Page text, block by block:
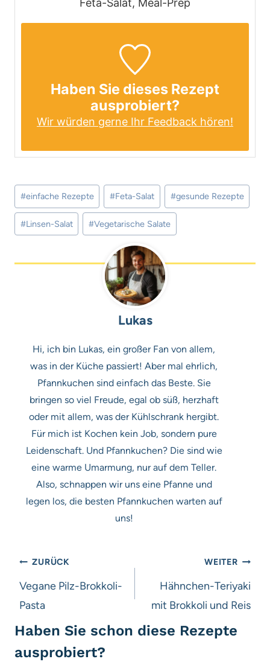
Haben Sie dieses Rezept
ausprobiert?
Wir würden gerne Ihr Feedback hören!
Schlagworte:
#einfache Rezepte #Feta-Salat #gesunde Rezepte
#Linsen-Salat #Vegetarische Salate
Lukas
Hi, ich bin Lukas, ein großer Fan von allem,
was in der Küche passiert! Aber mal ehrlich,
Pfannkuchen sind einfach das Beste. Sie
bringen so viel Freude, egal ob süß, herzhaft
oder mit allem, was der Kühlschrank hergibt.
Für mich ist Kochen kein Job, sondern pure
Leidenschaft. Und Pfannkuchen? Die sind wie
eine warme Umarmung, nur auf dem Teller.
Also, schnappen wir uns eine Pfanne und
legen los, die besten Pfannkuchen warten auf
uns!
Beitragsnavigation
ZURÜCK
Vegane Pilz-Brokkoli-
Pasta
WEITER
Hähnchen-Teriyaki
mit Brokkoli und Reis
Haben Sie schon diese Rezepte
ausprobiert?